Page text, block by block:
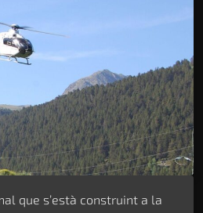
que s’està construint a la